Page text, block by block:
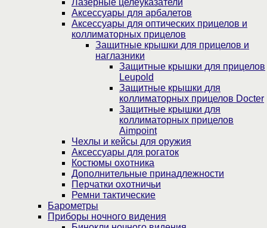
Лазерные целеуказатели
Аксессуары для арбалетов
Аксессуары для оптических прицелов и
коллиматорных прицелов
Защитные крышки для прицелов и
наглазники
Защитные крышки для прицелов
Leupold
Защитные крышки для
коллиматорных прицелов Docter
Защитные крышки для
коллиматорных прицелов
Aimpoint
Чехлы и кейсы для оружия
Аксессуары для рогаток
Костюмы охотника
Дополнительные принадлежности
Перчатки охотничьи
Ремни тактические
Барометры
Приборы ночного видения